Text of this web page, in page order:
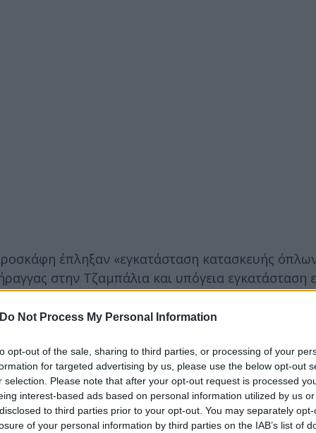
Do Not Process My Personal Information
opt-out of the sale, sharing to third parties, or processing of your
for targeted advertising by us, please use the below opt-out
selection. Please note that after your opt-out request is processed
interest-based ads based on personal information utilized by us
to third parties prior to your opt-out. You may separately
of your personal information by third parties on the IAB’s list of
έπληξαν «εγκατάσταση κατασκευής
στην Τζαμπάλια και υπόγεια εγκατάσταση
συνοικία της πόλης της Γάζας.
μπαλονιών από τη Χαμάς στην ισραηλινή
που δημοσιοποίησε τις πρώτες
αρκετές εστίες φωτιάς σε θαμνώδεις εκτάσεις